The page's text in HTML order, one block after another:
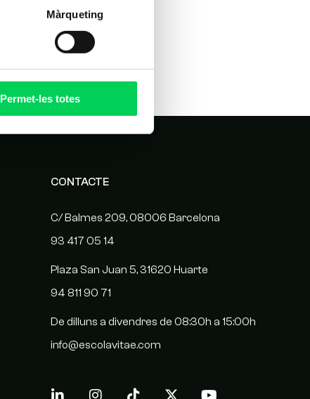
Màrqueting
Permet-les totes
CONTACTE
C/ Balmes 209, 08006 Barcelona
93 417 05 14
Plaza San Juan 5, 31620 Huarte
94 811 90 71
De dilluns a divendres de 08:30h a 15:00h
info@escolavitae.com